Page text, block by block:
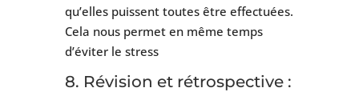
qu’elles puissent toutes être effectuées.
Cela nous permet en même temps
d’éviter le stress
8. Révision et rétrospective :